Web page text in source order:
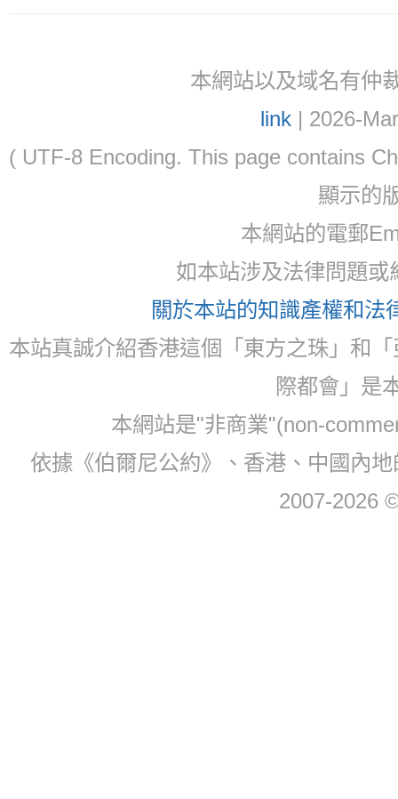
本網站以及域名有仲
link| 2026-
( UTF-8 Encoding. This page contains
顯示的
本網站的電郵
如本站涉及法律問題
關於本站的知識產權和法
本站真誠介紹香港這個「東方之珠」和
際都會」是
本網站是"非商業"(non-
依據《伯爾尼公約》、香港、中國內
2007-2026